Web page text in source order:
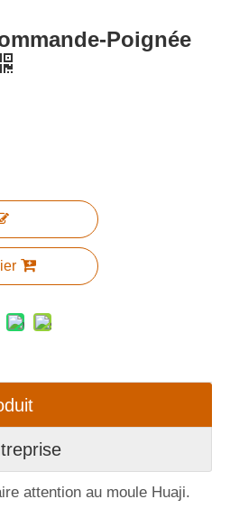
Poignée
attention au moule Huaji.